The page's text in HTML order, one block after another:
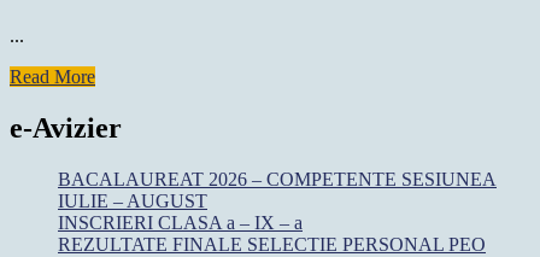
...
Read MoreRead
e-Avizier
BACALAUREAT 2026 – COMPETENTE SESIUNEA
IULIE – AUGUST
INSCRIERI CLASA a – IX – a
REZULTATE FINALE SELECTIE PERSONAL PEO